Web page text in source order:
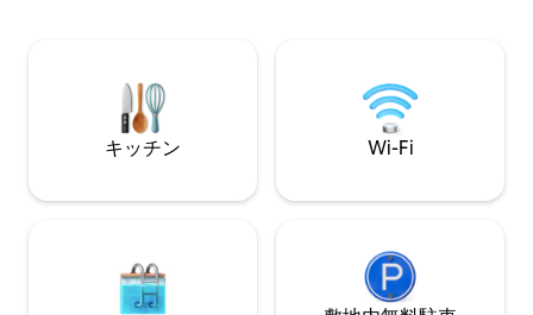
りません。Uberもよく利用できます。
Gracia Verdeは拡張中です。昼間に工事
が行われる場合があります。
キッチン Wi-Fi